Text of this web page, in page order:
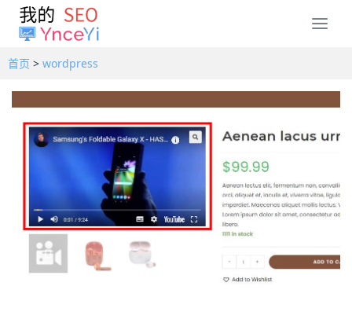
T
l
e
n
a
i
g
a
i
o
首页 > wordpress